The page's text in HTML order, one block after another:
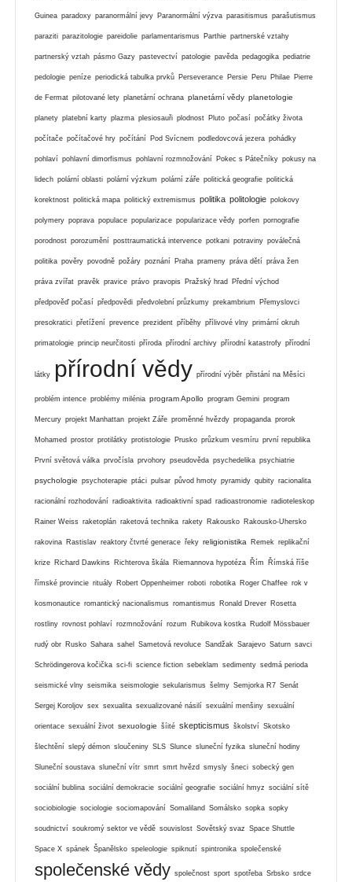
Guinea paradoxy paranormální jevy Paranormální výzva parasitismus parašutismus
paraziti parazitologie pareidolie parlamentarismus Parthie partnerské vztahy
partnerský vztah pásmo Gazy pastevectví patologie pavěda pedagogika pediatrie
pedologie peníze periodická tabulka prvků Perseverance Persie Peru Philae Pierre
de Fermat pilotované lety planetární ochrana planetární vědy planetologie
planety platební karty plazma plesiosauři plodnost Pluto počasí počátky života
počítače počítačové hry počítání Pod Svícnem podledovcová jezera pohádky
pohlaví pohlavní dimorfismus pohlavní rozmnožování Pokec s Pátečníky pokusy na
lidech polární oblasti polární výzkum polární záře politická geografie politická
korektnost politická mapa politický extremismus politika politologie polokovy
polymery poprava populace popularizace popularizace vědy porfen pornografie
porodnost porozumění posttraumatická intervence potkani potraviny poválečná
politika pověry povodně požáry poznání Praha prameny práva dětí práva žen
práva zvířat pravěk pravice právo pravopis Pražský hrad Přední východ
předpověď počasí předpovědi předvolební průzkumy prekambrium Přemyslovci
presokratici přetížení prevence prezident příběhy přílivové vlny primární okruh
primatologie princip neurčitosti příroda přírodní archivy přírodní katastrofy přírodní
látky přírodní vědy přírodní výběr přistání na Měsíci
problém intence problémy milénia program Apollo program Gemini program
Mercury projekt Manhattan projekt Záře proměnné hvězdy propaganda prorok
Mohamed prostor protilátky protistologie Prusko průzkum vesmíru první republika
První světová válka prvočísla prvohory pseudověda psychedelika psychiatrie
psychologie psychoterapie ptáci pulsar původ hmoty pyramidy qubity racionalita
racionální rozhodování radioaktivita radioaktivní spad radioastronomie radioteleskop
Rainer Weiss raketoplán raketová technika rakety Rakousko Rakousko-Uhersko
rakovina Rastislav reaktory čtvrté generace řeky religionistika Remek replikační
krize Richard Dawkins Richterova škála Riemannova hypotéza Řím Římská říše
římské provincie rituály Robert Oppenheimer roboti robotika Roger Chaffee rok v
kosmonautice romantický nacionalismus romantismus Ronald Drever Rosetta
rostliny rovnost pohlaví rozmnožování rozum Rubikova kostka Rudolf Mössbauer
rudý obr Rusko Sahara sahel Sametová revoluce Sandžak Sarajevo Saturn savci
Schrödingerova kočička sci-fi science fiction sebeklam sedimenty sedmá perioda
seismické vlny seismika seismologie sekularismus šelmy Semjorka R7 Senát
Sergej Koroljov sex sexualita sexualizované násilí sexuální menšiny sexuální
orientace sexuální život sexuologie šíité skepticismus školství Skotsko
šlechtění slepý démon sloučeniny SLS Slunce sluneční fyzika sluneční hodiny
Sluneční soustava sluneční vítr smrt smrt hvězd smysly šneci sobecký gen
sociální bublina sociální demokracie sociální geografie sociální hmyz sociální sítě
sociobiologie sociologie sociomapování Somaliland Somálsko sopka sopky
soudnictví soukromý sektor ve vědě souvislost Sovětský svaz Space Shuttle
Space X spánek Španělsko speleologie spiknutí spintronika společenské
společenské vědy společnost sport spotřeba Srbsko srdce